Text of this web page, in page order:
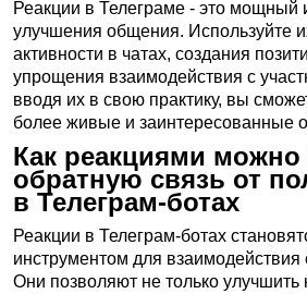
Реакции в Телеграме - это мощный
улучшения общения. Используйте
активности в чатах, создания
упрощения взаимодействия с
вводя их в свою практику, вы
более живые и заинтересованные
Как реакциями можно
обратную связь от
в Телеграм-ботах
Реакции в Телеграм-ботах
инструментом для взаимодействия
Они позволяют не только